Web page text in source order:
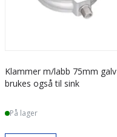
Klammer m/labb 75mm galv
brukes også til sink
På lager